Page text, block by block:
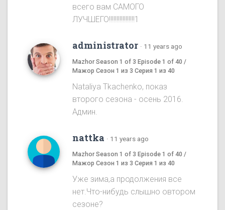
всего вам САМОГО
ЛУЧШЕГО!!!!!!!!!!!!!!!!!1
administrator · 11 years ago
Mazhor Season 1 of 3 Episode 1 of 40 /
Мажор Сезон 1 из 3 Серия 1 из 40
Nataliya Tkachenko, показ
второго сезона - осень 2016.
Админ.
nattka · 11 years ago
Mazhor Season 1 of 3 Episode 1 of 40 /
Мажор Сезон 1 из 3 Серия 1 из 40
Уже зима,а продолжения все
нет.Что-нибудь слышно овтором
сезоне?